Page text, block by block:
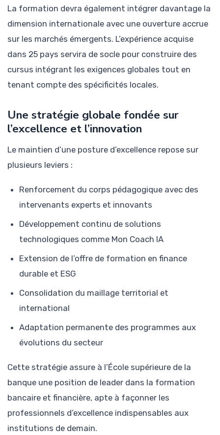
La formation devra également intégrer davantage la
dimension internationale avec une ouverture accrue
sur les marchés émergents. L’expérience acquise
dans 25 pays servira de socle pour construire des
cursus intégrant les exigences globales tout en
tenant compte des spécificités locales.
Une stratégie globale fondée sur
l’excellence et l’innovation
Le maintien d’une posture d’excellence repose sur
plusieurs leviers :
Renforcement du corps pédagogique avec des
intervenants experts et innovants
Développement continu de solutions
technologiques comme Mon Coach IA
Extension de l’offre de formation en finance
durable et ESG
Consolidation du maillage territorial et
international
Adaptation permanente des programmes aux
évolutions du secteur
Cette stratégie assure à l’École supérieure de la
banque une position de leader dans la formation
bancaire et financière, apte à façonner les
professionnels d’excellence indispensables aux
institutions de demain.